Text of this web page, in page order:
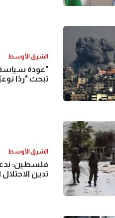
الشرق الأوسط
"عودة سياسة
تبحث "ردًا
الشرق الأوسط
فلسطين: ندعو
تدين الاحتلال